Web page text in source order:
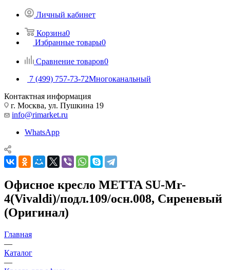
Личный кабинет
Корзина0
Избранные товары0
Сравнение товаров0
7 (499) 757-73-72Многоканальный
Контактная информация
г. Москва, ул. Пушкина 19
info@rimarket.ru
WhatsApp
Офисное кресло METTA SU-Mr-
4(Vivaldi)/подл.109/осн.008, Сиреневый
(Оригинал)
Главная
—
Каталог
—